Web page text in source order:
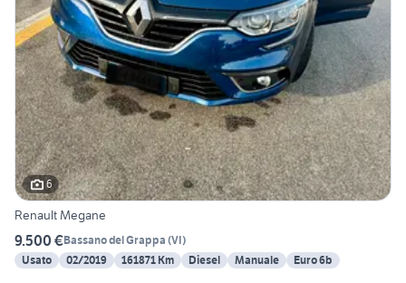
6
Renault Megane
9.500 €Bassano del Grappa (VI)
Usato
02/2019 161871 Km Diesel Manuale Euro 6b